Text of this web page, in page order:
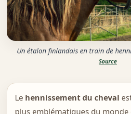
Un étalon finlandais en train de
Source
Le hennissement du cheval
plus emblématiques du